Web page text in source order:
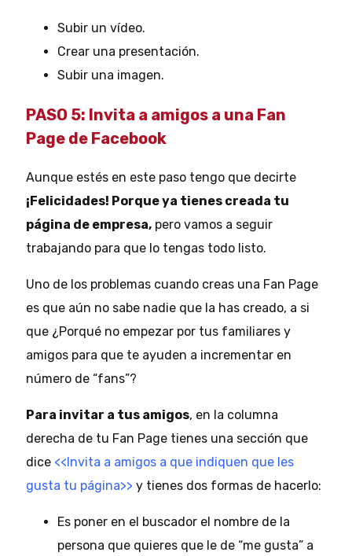
Subir un vídeo.
Crear una presentación.
Subir una imagen.
PASO 5: Invita a amigos a una Fan
Page de Facebook
Aunque estés en este paso tengo que decirte
¡Felicidades! Porque ya tienes creada tu
página de empresa, pero vamos a seguir
trabajando para que lo tengas todo listo.
Uno de los problemas cuando creas una Fan Page
es que aún no sabe nadie que la has creado, a si
que ¿Porqué no empezar por tus familiares y
amigos para que te ayuden a incrementar en
número de “fans”?
Para invitar a tus amigos, en la columna
derecha de tu Fan Page tienes una sección que
dice <<Invita a amigos a que indiquen que les
gusta tu página>> y tienes dos formas de hacerlo:
Es poner en el buscador el nombre de la
persona que quieres que le de “me gusta” a